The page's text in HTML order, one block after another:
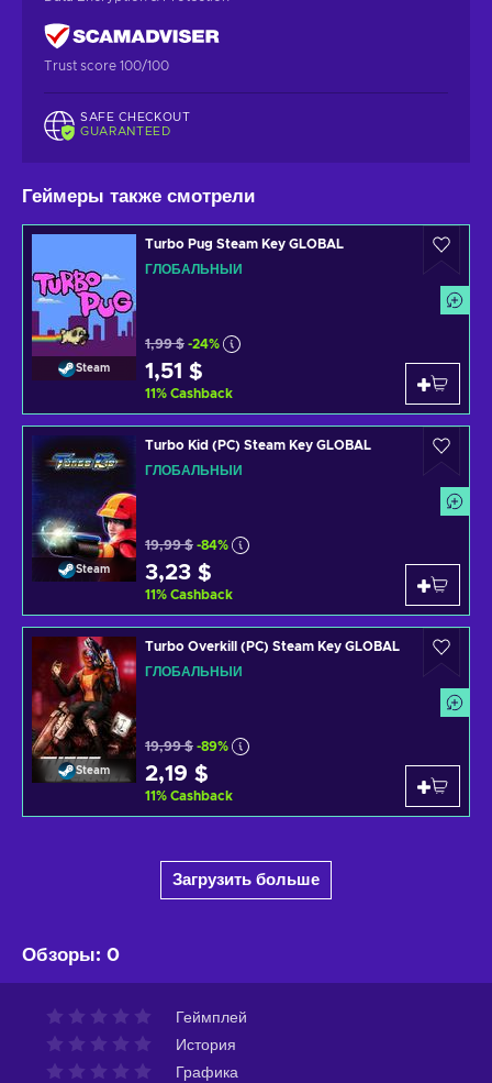
Trust score 100/100
SAFE CHECKOUT
GUARANTEED
Геймеры также смотрели
Steam
Turbo Pug Steam Key GLOBAL
ГЛОБАЛЬНЫЙ
1,99 $ -24%
1,51 $
11% Cashback
Steam
Turbo Kid (PC) Steam Key GLOBAL
ГЛОБАЛЬНЫЙ
19,99 $ -84%
3,23 $
11% Cashback
Steam
Turbo Overkill (PC) Steam Key GLOBAL
ГЛОБАЛЬНЫЙ
19,99 $ -89%
2,19 $
11% Cashback
Загрузить больше
Обзоры: 0
Геймплей
История
Графика